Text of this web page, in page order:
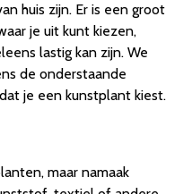
huis zijn. Er is een groot
je uit kunt kiezen,
lastig kan zijn. We
de onderstaande
je een kunstplant kiest.
maar namaak